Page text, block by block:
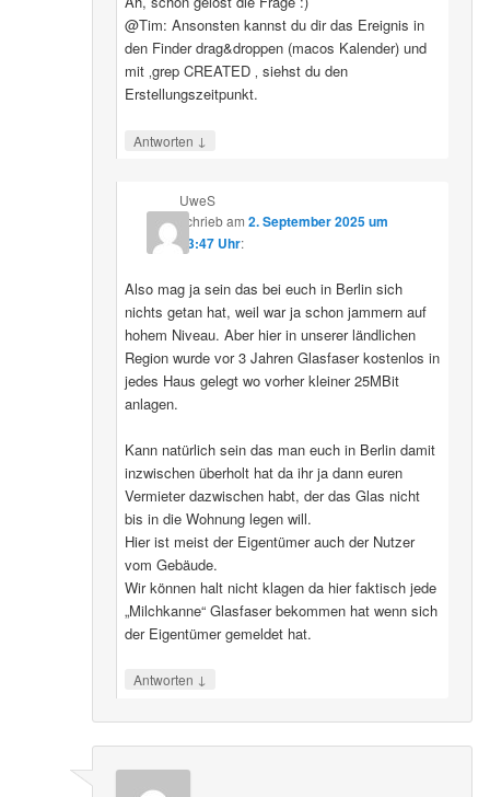
@Tim: Ansonsten kannst du dir das Ereignis in
den Finder drag&droppen (macos Kalender) und
mit ‚grep CREATED ‚ siehst du den
Erstellungszeitpunkt.
Antworten ↓
UweS
schriebam 2. September 2025 um
13:47 Uhr:
Also mag ja sein das bei euch in Berlin sich
nichts getan hat, weil war ja schon jammern auf
hohem Niveau. Aber hier in unserer ländlichen
Region wurde vor 3 Jahren Glasfaser kostenlos in
jedes Haus gelegt wo vorher kleiner 25MBit
anlagen.
Kann natürlich sein das man euch in Berlin damit
inzwischen überholt hat da ihr ja dann euren
Vermieter dazwischen habt, der das Glas nicht
bis in die Wohnung legen will.
Hier ist meist der Eigentümer auch der Nutzer
vom Gebäude.
Wir können halt nicht klagen da hier faktisch jede
„Milchkanne“ Glasfaser bekommen hat wenn sich
der Eigentümer gemeldet hat.
Antworten ↓